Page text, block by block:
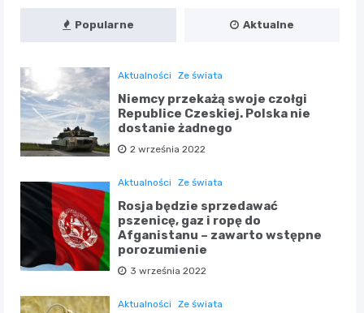
Popularne Aktualne
Aktualności Ze świata
Niemcy przekażą swoje czołgi
Republice Czeskiej. Polska nie
dostanie żadnego
2 września 2022
Aktualności Ze świata
Rosja będzie sprzedawać
pszenicę, gaz i ropę do
Afganistanu – zawarto wstępne
porozumienie
3 września 2022
Aktualności Ze świata